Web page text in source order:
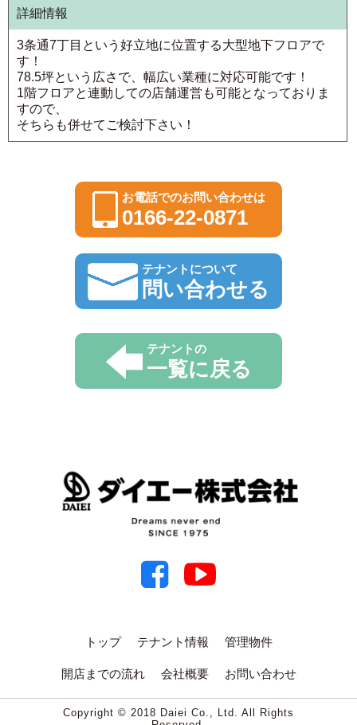
詳細情報
3条通7丁目という好立地に位置する大型地下フロアで
す！
78.5坪という広さで、幅広い業種に対応可能です！
1階フロアと連動しての店舗運営も可能となっておりま
すので、
そちらも併せてご検討下さい！
お電話でのお問い合わせは
0166-22-0871
テナントについて
問い合わせる
テナントの
一覧に戻る
トップ テナント情報 管理物件
開店までの流れ 会社概要 お問い合わせ
Copyright © 2018 Daiei Co., Ltd. All Rights